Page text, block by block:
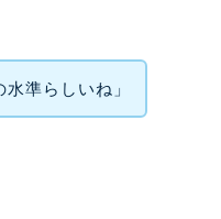
水準らしいね」